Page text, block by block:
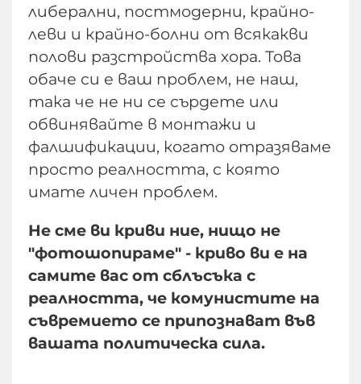
либерални, постмодерни, крайно-
леви и крайно-болни от всякакви
полови разстройства хора. Това
обаче си е ваш проблем, не наш,
така че не ни се сърдете или
обвинявайте в монтажи и
фалшификации, когато отразяваме
просто реалността, с която
имате личен проблем.
Не сме ви криви ние, нищо не
"фотошопираме" - криво ви е на
самите вас от сблъсъка с
реалността, че комунистите на
съвремието се припознават във
вашата политическа сила.